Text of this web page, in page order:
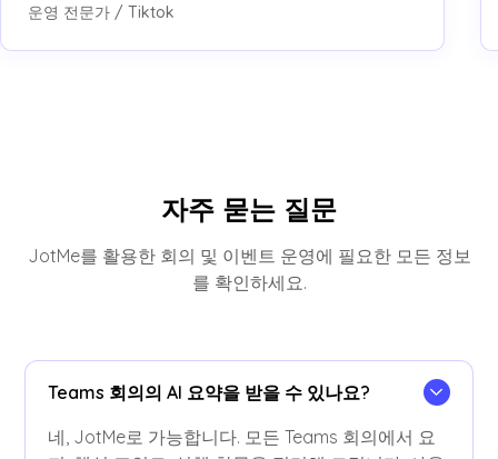
운영 전문가 / Tiktok
자주 묻는 질문
JotMe를 활용한 회의 및 이벤트 운영에 필요한 모든 정보
를 확인하세요.
Teams 회의의 AI 요약을 받을 수 있나요?
네, JotMe로 가능합니다. 모든 Teams 회의에서 요